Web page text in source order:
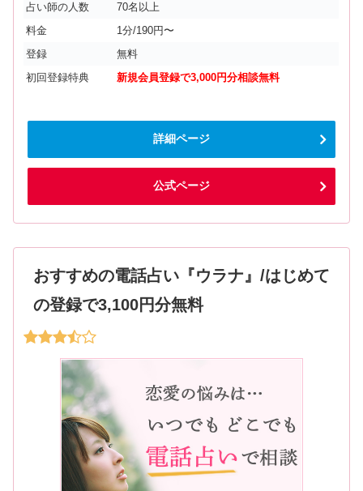
占い師の人数
70名以上
料金
1分/190円〜
登録
無料
初回登録特典
新規会員登録で3,000円分相談無料
詳細ページ
公式ページ
おすすめの電話占い『ウラナ』/はじめて
の登録で3,100円分無料